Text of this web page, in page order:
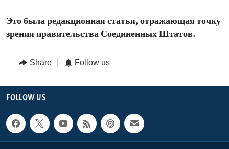
Это была редакционная статья, отражающая точку
зрения правительства Соединенных Штатов.
Share Follow us
FOLLOW US